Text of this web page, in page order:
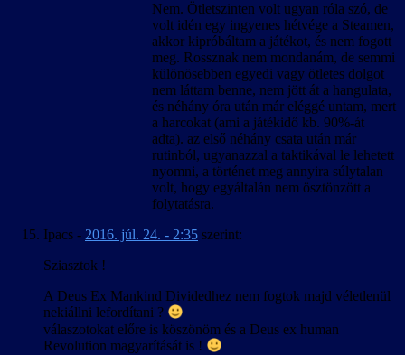
Nem. Ötletszinten volt ugyan róla szó, de
volt idén egy ingyenes hétvége a Steamen,
akkor kipróbáltam a játékot, és nem fogott
meg. Rossznak nem mondanám, de semmi
különösebben egyedi vagy ötletes dolgot
nem láttam benne, nem jött át a hangulata,
és néhány óra után már eléggé untam, mert
a harcokat (ami a játékidő kb. 90%-át
adta). az első néhány csata után már
rutinból, ugyanazzal a taktikával le lehetett
nyomni, a történet meg annyira súlytalan
volt, hogy egyáltalán nem ösztönzött a
folytatásra.
Ipacs - 2016. júl. 24. - 2:35 szerint:
Sziasztok !
A Deus Ex Mankind Dividedhez nem fogtok majd véletlenül
nekiállni lefordítani ?
válaszotokat előre is köszönöm és a Deus ex human
Revolution magyarítását is !